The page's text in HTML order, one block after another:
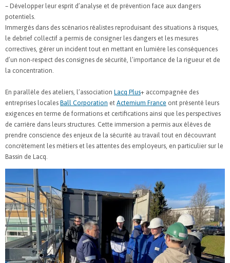
– Développer leur esprit d’analyse et de prévention face aux dangers
potentiels.
Immergés dans des scénarios réalistes reproduisant des situations à risques,
le debrief collectif a permis de consigner les dangers et les mesures
correctives, gérer un incident tout en mettant en lumière les conséquences
d’un non-respect des consignes de sécurité, l’importance de la rigueur et de
la concentration.
En parallèle des ateliers, l’association Lacq Plus+ accompagnée des
entreprises locales Ball Corporation et Actemium France ont présenté leurs
exigences en terme de formations et certifications ainsi que les perspectives
de carrière dans leurs structures. Cette immersion a permis aux élèves de
prendre conscience des enjeux de la sécurité au travail tout en découvrant
concrètement les métiers et les attentes des employeurs, en particulier sur le
Bassin de Lacq.